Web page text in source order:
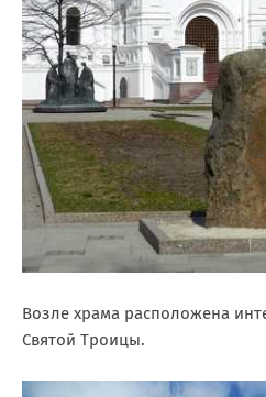
Возле храма расположена
Святой Троицы.